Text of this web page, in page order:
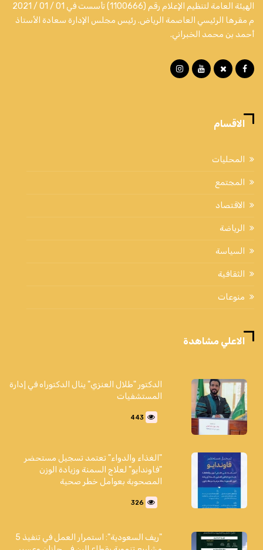
الهيئة العامة لتنظيم الإعلام رقم (1100666) تأسست في 01 / 01 / 2021
م مقرها الرئيسي العاصمة الرياض. رئيس مجلس الإدارة سعادة الأستاذ
أحمد بن محمد الخبراني.
الاقسام
المحليات
المجتمع
الاقتصاد
الرياضة
السياسة
الثقافية
منوعات
الاعلي مشاهدة
الدكتور "طلال العنزي" ينال الدكتوراه في إدارة
المستشفيات
443
"الغذاء والدواء" تعتمد تسجيل مستحضر
"فاوندايو" لعلاج السمنة وزيادة الوزن
المصحوبة بعوامل خطر صحية
326
"ريف السعودية": استمرار العمل في تنفيذ 5